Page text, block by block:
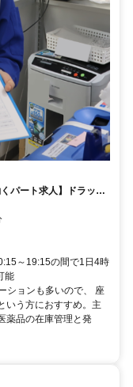
パート求人】ドラッグ
～19:15の間で1日4時
能
ションも多いので、 座
いう方におすすめ。主
薬品の在庫管理と発